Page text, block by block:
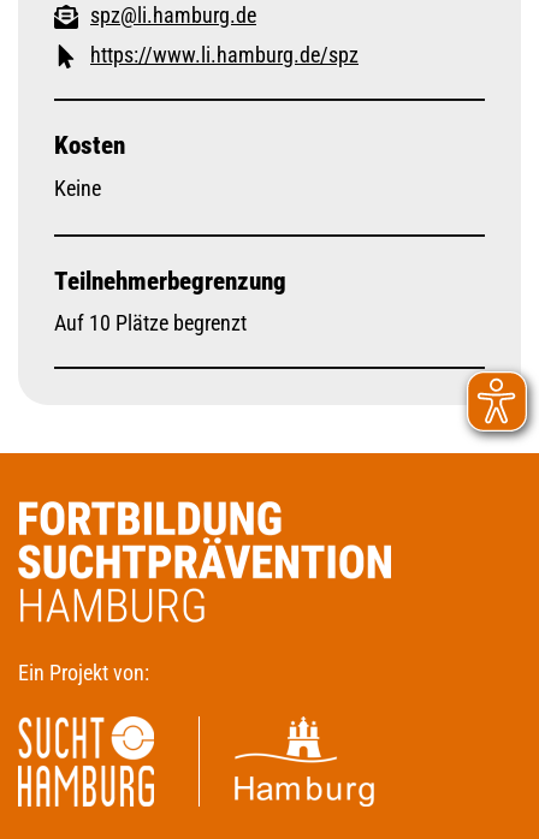
spz@li.hamburg.de
https://www.li.hamburg.de/spz
Kosten
Keine
Teilnehmerbegrenzung
Auf 10 Plätze begrenzt
Ein Projekt von: